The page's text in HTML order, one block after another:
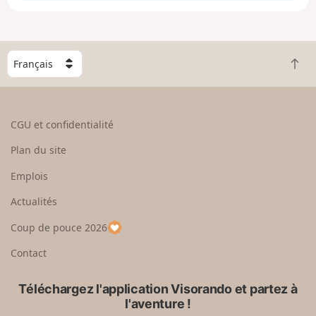
g
n
C
h
o
e
u
p
a
R
e
CGU et confidentialité
Plan du site
Emplois
Actualités
Coup de pouce 2026
Contact
Téléchargez l'application Visorando et partez à
l'aventure !